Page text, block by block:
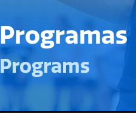
Programas
Programs